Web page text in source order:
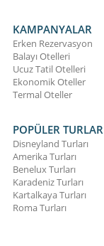
KAMPANYALAR
Erken Rezervasyon
Balayı Otelleri
Ucuz Tatil Otelleri
Ekonomik Oteller
Termal Oteller
POPÜLER TURLAR
Disneyland Turları
Amerika Turları
Benelux Turları
Karadeniz Turları
Kartalkaya Turları
Roma Turları